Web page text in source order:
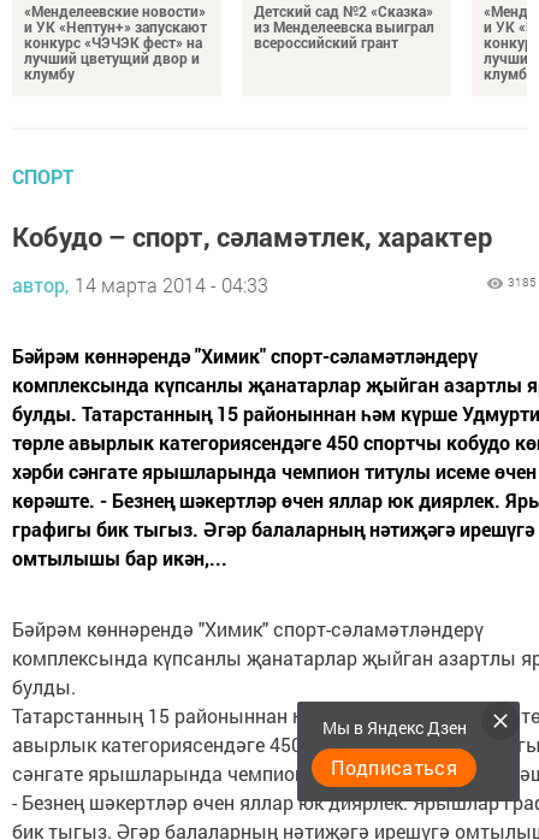
«Менделеевские новости»
и УК «Нептун+» запускают
конкурс «ЧЭЧЭК фест» на
лучший цветущий двор и
клумбу
Детский сад №2 «Сказка»
из Менделеевска выиграл
всероссийский грант
и УК
лучший
клумбу
СПОРТ
Кобудо – спорт, сәламәтлек, характер
автор, 14 марта 2014 - 04:33 3185
Бәйрәм көннәрендә "Химик" спорт-сәламәтләндерү
комплексында күпсанлы җанатарлар җыйган азартлы
булды. Татарстанның 15 районыннан һәм күрше
төрле авырлык категориясендәге 450 спортчы кобудо
хәрби сәнгате ярышларында чемпион титулы исеме өчен
көрәште. - Безнең шәкертләр өчен яллар юк диярлек.
графигы бик тыгыз. Әгәр балаларның нәтиҗәгә ирешүгә
омтылышы бар икән,...
Бәйрәм көннәрендә "Химик" спорт-сәламәтләндерү
комплексында күпсанлы җанатарлар җыйган азартлы
булды.
Татарстанның 15 районыннан һәм күрше Удмуртиядән
авырлык категориясендәге 450 спортчы кобудо
сәнгате ярышларында чемпион титулы исеме өчен
- Безнең шәкертләр өчен яллар юк диярлек. Ярышлар
бик тыгыз. Әгәр балаларның нәтиҗәгә ирешүгә
Мы в Яндекс Дзен
Подписаться